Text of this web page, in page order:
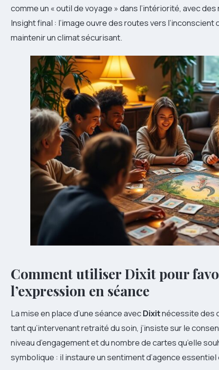
comme un « outil de voyage » dans l’intériorité, avec
Insight final : l’image ouvre des routes vers
maintenir un climat sécurisant.
Comment utiliser Dixit pour
l’expression en séance
La mise en place d’une séance avecDixitnécessite des
tant qu’intervenant retraité du soin, j’insiste sur le
niveau d’engagement et du nombre de cartes qu’elle
symbolique : il instaure un sentiment d’agence